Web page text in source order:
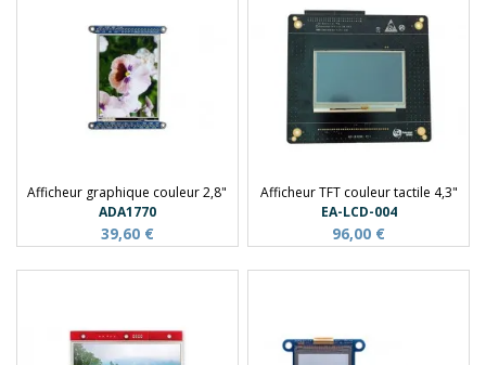
Afficheur graphique couleur 2,8"
ADA1770
39,60 €
Afficheur TFT couleur tactile 4,3"
EA-LCD-004
96,00 €